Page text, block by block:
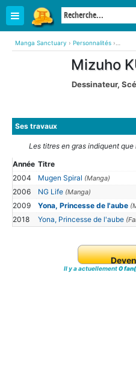
Manga Sanctuary › Personnalités ›
Mizuho KUSANAGI (Dessinateur,
Mizuho
Dessinateur,
Ses travaux
Les titres en gras indiquent
Année Titre
2004
Mugen Spiral (Manga)
2006
NG Life (Manga)
2009
Yona, Princesse de l'aube
2018
Yona, Princesse de l'aube
Il y a actuellement0